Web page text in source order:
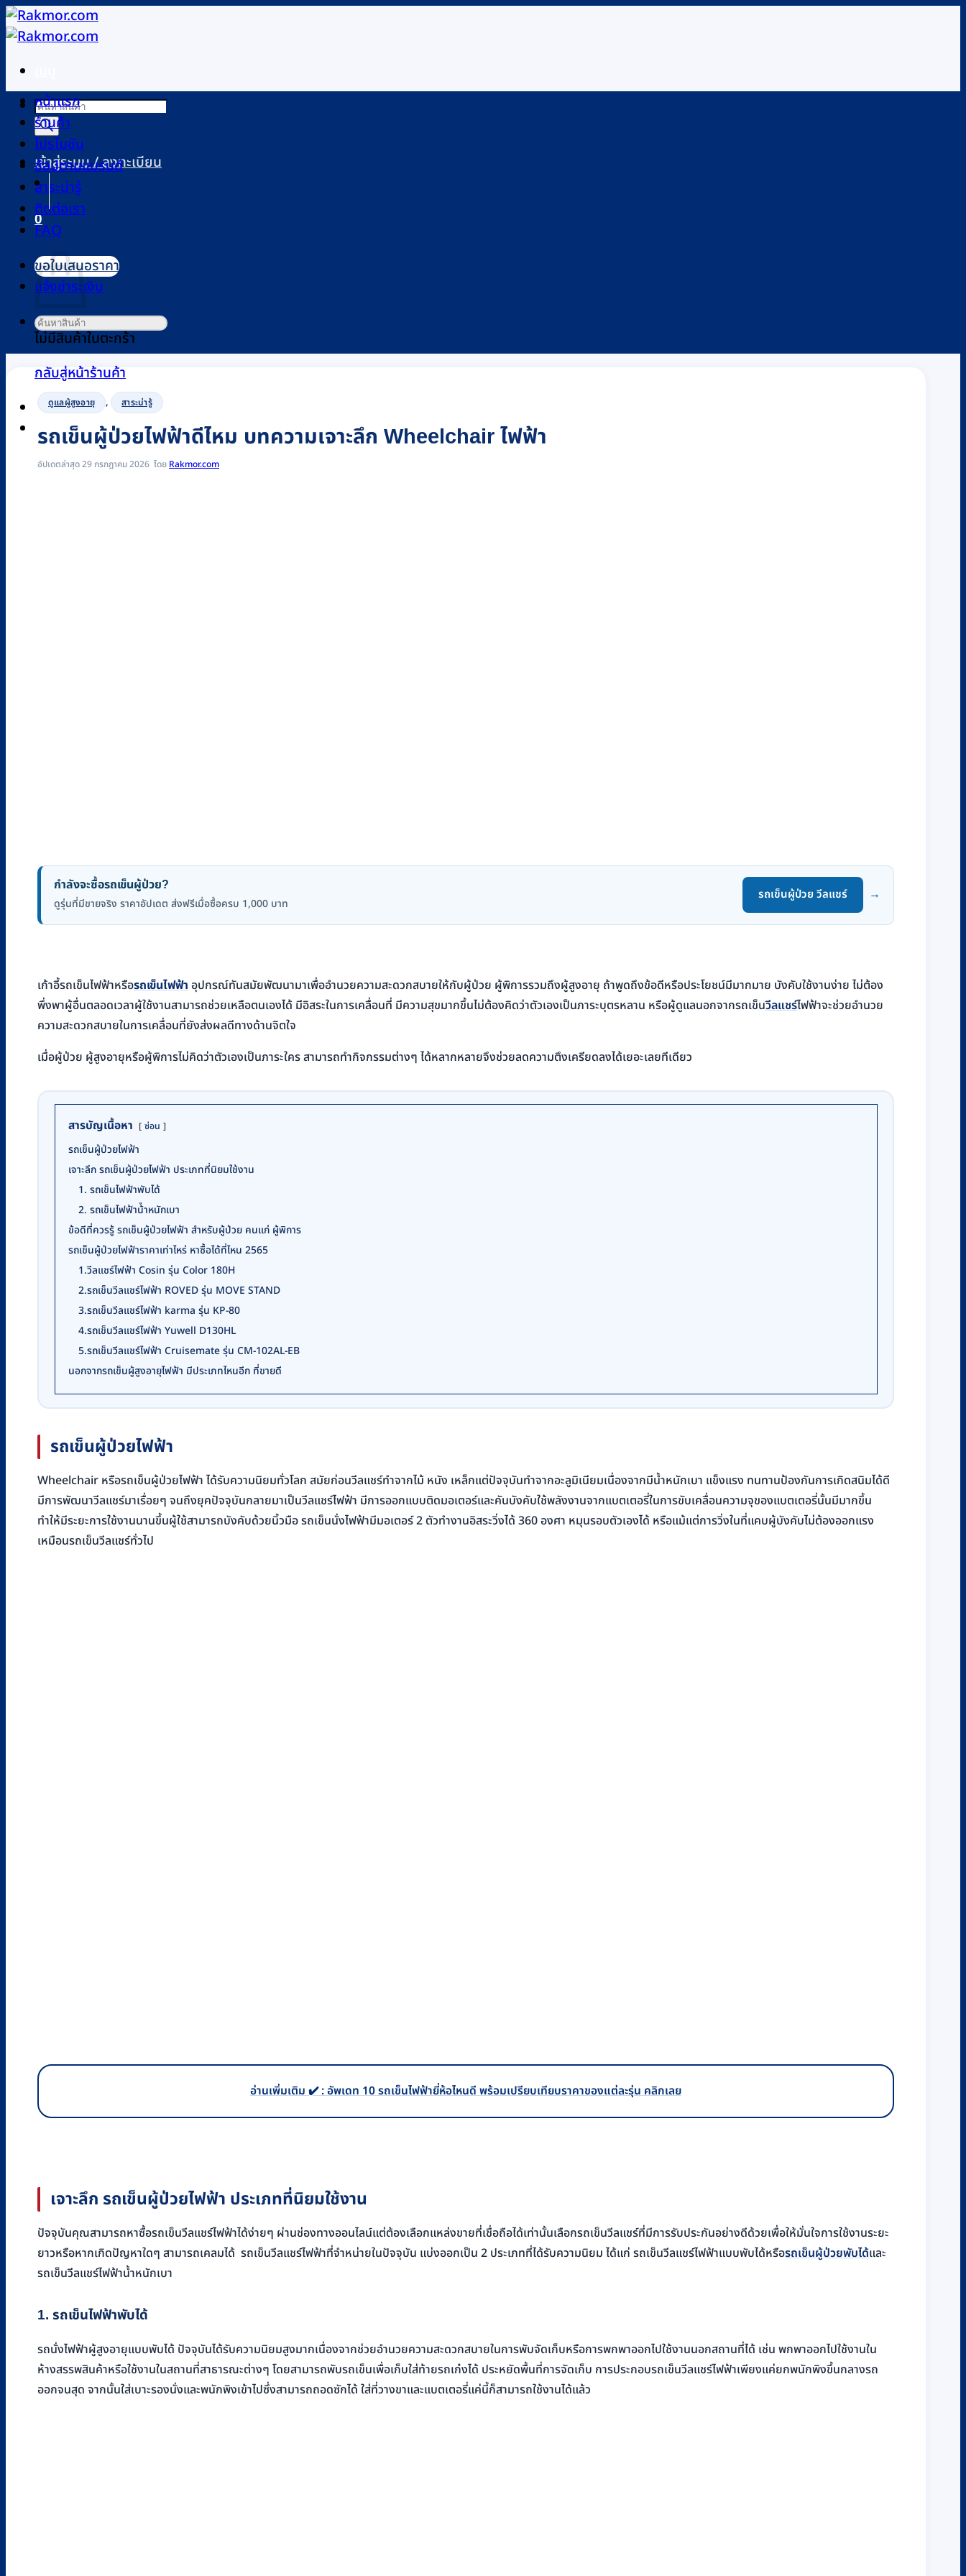
ข้าม
ไป
เนื้อหา
Products
search
เข้าสู่ระบบ / ลงทะเบียน
0
ตะกร้าสินค้า
ไม่มีสินค้าในตะกร้า
กลับสู่หน้าร้านค้า
หน้าแรก
ร้านค้า
โปรโมชัน
ช้อปตามแบรนด์
สาระน่ารู้
ติดต่อเรา
FAQ
ขอใบเสนอราคา
แจ้งชำระเงิน
ค้นหา:
ดูแลผู้สูงอายุ , สาระน่ารู้
รถเข็นผู้ป่วยไฟฟ้าดีไหม บทความเจาะลึก Wheelchair ไฟฟ้า
อัปเดตล่าสุด 29 กรกฎาคม 2026 Rakmor.com
กำลังจะซื้อรถเข็นผู้ป่วย?
ดูรุ่นที่มีขายจริง ราคาอัปเดต ส่งฟรีเมื่อซื้อครบ 1,000 บาท
รถเข็นผู้ป่วย วีลแชร์ →
เก้าอี้รถเข็นไฟฟ้าหรือรถเข็นไฟฟ้า อุปกรณ์ทันสมัยพัฒนามาเพื่ออำนวยความสะดวกสบายให้กับผู้ป่วย ผู้พิการรวมถึงผู้สูงอายุ ถ้าพูดถึงข้อดีหรือประโยชน์มีมากมาย บังคับใช้งานง่าย ไม่ต้อง
พึ่งพาผู้อื่นตลอดเวลาผู้ใช้งานสามารถช่วยเหลือตนเองได้ มีอิสระในการเคลื่อนที่ มีความสุขมากขึ้นไม่ต้องคิดว่าตัวเองเป็นภาระบุตรหลาน หรือผู้ดูแลนอกจากรถเข็นวีลแชร์ไฟฟ้าจะช่วยอำนวย
ความสะดวกสบายในการเคลื่อนที่ยังส่งผลดีทางด้านจิตใจ
เมื่อผู้ป่วย ผู้สูงอายุหรือผู้พิการไม่คิดว่าตัวเองเป็นภาระใคร สามารถทำกิจกรรมต่างๆ ได้หลากหลายจึงช่วยลดความตึงเครียดลงได้เยอะเลยทีเดียว
สารบัญเนื้อหา ซ่อน
รถเข็นผู้ป่วยไฟฟ้า
เจาะลึก รถเข็นผู้ป่วยไฟฟ้า ประเภทที่นิยมใช้งาน
1. รถเข็นไฟฟ้าพับได้
2. รถเข็นไฟฟ้าน้ําหนักเบา
ข้อดีที่ควรรู้ รถเข็นผู้ป่วยไฟฟ้า สำหรับผู้ป่วย คนแก่ ผู้พิการ
รถเข็นผู้ป่วยไฟฟ้าราคาเท่าไหร่ หาซื้อได้ที่ไหน 2565
1.วีลแชร์ไฟฟ้า Cosin รุ่น Color 180H
2.รถเข็นวีลแชร์ไฟฟ้า ROVED รุ่น MOVE STAND
3.รถเข็นวีลแชร์ไฟฟ้า karma รุ่น KP-80
4.รถเข็นวีลแชร์ไฟฟ้า Yuwell D130HL
5.รถเข็นวีลแชร์ไฟฟ้า Cruisemate รุ่น CM-102AL-EB
นอกจากรถเข็นผู้สูงอายุไฟฟ้า มีประเภทไหนอีก ที่ขายดี
รถเข็นผู้ป่วยไฟฟ้า
Wheelchair หรือรถเข็นผู้ป่วยไฟฟ้า ได้รับความนิยมทั่วโลก สมัยก่อนวีลแชร์ทำจากไม้ หนัง เหล็กแต่ปัจจุบันทำจากอะลูมิเนียมเนื่องจากมีน้ำหนักเบา แข็งแรง ทนทานป้องกันการเกิดสนิมได้ดี
มีการพัฒนาวีลแชร์มาเรื่อยๆ จนถึงยุคปัจจุบันกลายมาเป็นวีลแชร์ไฟฟ้า มีการออกแบบติดมอเตอร์และคันบังคับใช้พลังงานจากแบตเตอรี่ในการขับเคลื่อนความจุของแบตเตอรี่นั้นมีมากขึ้น
ทำให้มีระยะการใช้งานนานขึ้นผู้ใช้สามารถบังคับด้วยนิ้วมือ รถเข็นนั่งไฟฟ้ามีมอเตอร์ 2 ตัวทำงานอิสระวิ่งได้ 360 องศา หมุนรอบตัวเองได้ หรือแม้แต่การวิ่งในที่แคบผู้บังคับไม่ต้องออกแรง
เหมือนรถเข็นวีลแชร์ทั่วไป
อ่านเพิ่มเติม ✔️ : อัพเดท 10 รถเข็นไฟฟ้ายี่ห้อไหนดี พร้อมเปรียบเทียบราคาของแต่ละรุ่น คลิกเลย
เจาะลึก รถเข็นผู้ป่วยไฟฟ้า ประเภทที่นิยมใช้งาน
ปัจจุบันคุณสามารถหาซื้อรถเข็นวีลแชร์ไฟฟ้าได้ง่ายๆ ผ่านช่องทางออนไลน์แต่ต้องเลือกแหล่งขายที่เชื่อถือได้เท่านั้นเลือกรถเข็นวีลแชร์ที่มีการรับประกันอย่างดีด้วยเพื่อให้มั่นใจการใช้งานระยะ
ยาวหรือหากเกิดปัญหาใดๆ สามารถเคลมได้ รถเข็นวีลแชร์ไฟฟ้าที่จำหน่ายในปัจจุบัน แบ่งออกเป็น 2 ประเภทที่ได้รับความนิยม ได้แก่ รถเข็นวีลแชร์ไฟฟ้าแบบพับได้หรือรถเข็นผู้ป่วยพับได้และ
รถเข็นวีลแชร์ไฟฟ้าน้ำหนักเบา
1. รถเข็นไฟฟ้าพับได้
รถนั่งไฟฟ้าผู้สูงอายุแบบพับได้ ปัจจุบันได้รับความนิยมสูงมากเนื่องจากช่วยอำนวยความสะดวกสบายในการพับจัดเก็บหรือการพกพาออกไปใช้งานนอกสถานที่ได้ เช่น พกพาออกไปใช้งานใน
ห้างสรรพสินค้าหรือใช้งานในสถานที่สาธารณะต่างๆ โดยสามารถพับรถเข็นเพื่อเก็บใส่ท้ายรถเก๋งได้ ประหยัดพื้นที่การจัดเก็บ การประกอบรถเข็นวีลแชร์ไฟฟ้าเพียงแค่ยกพนักพิงขึ้นกลางรถ
ออกจนสุด จากนั้นใส่เบาะรองนั่งและพนักพิงเข้าไปซึ่งสามารถถอดซักได้ ใส่ที่วางขาและแบตเตอรี่แค่นี้ก็สามารถใช้งานได้แล้ว